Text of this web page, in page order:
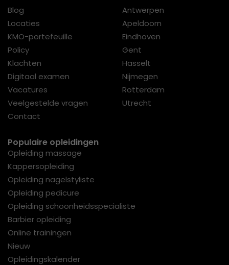
Blog
Locaties
KMO-portefeuille
Policy
Klachten
Digitaal examen
Vacatures
Veelgestelde vragen
Contact
Antwerpen
Apeldoorn
Eindhoven
Gent
Hasselt
Nijmegen
Rotterdam
Utrecht
Populaire opleidingen
Opleiding massage
Kappersopleiding
Opleiding nagelstyliste
Opleiding pedicure
Opleiding schoonheidsspecialiste
Barbier opleiding
Online trainingen
Nieuw
Opleidingskalender